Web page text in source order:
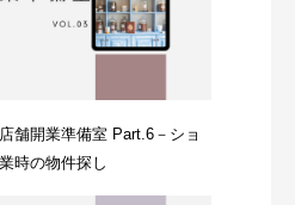
舗開業準備室 Part.6－ショ
時の物件探し